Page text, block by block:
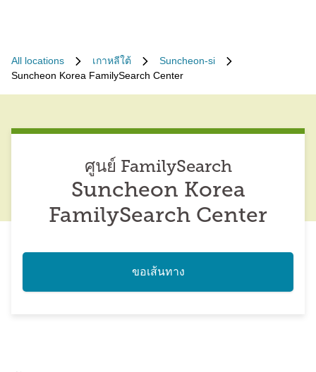
All locations เกาหลีใต้
Suncheon-si
Suncheon Korea FamilySearch Center
ศูนย์ FamilySearch
Suncheon Korea
FamilySearch Center
ขอเส้นทาง